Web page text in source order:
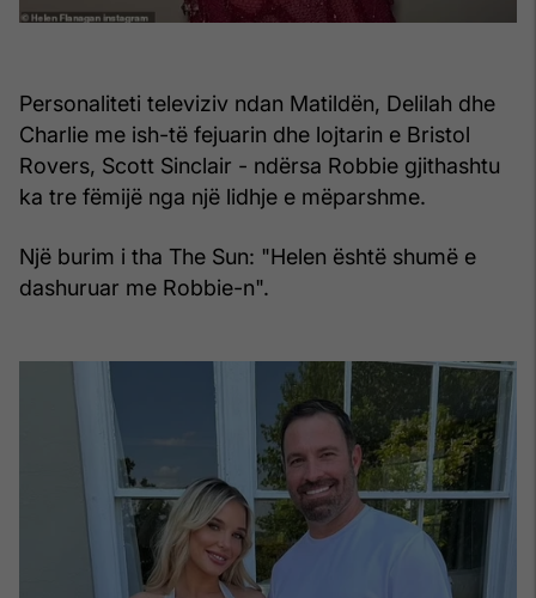
Personaliteti televiziv ndan Matildën, Delilah dhe
Charlie me ish-të fejuarin dhe lojtarin e Bristol
Rovers, Scott Sinclair - ndërsa Robbie gjithashtu
ka tre fëmijë nga një lidhje e mëparshme.
Një burim i tha The Sun: "Helen është shumë e
dashuruar me Robbie-n".